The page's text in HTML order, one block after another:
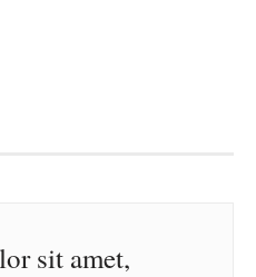
sit amet,